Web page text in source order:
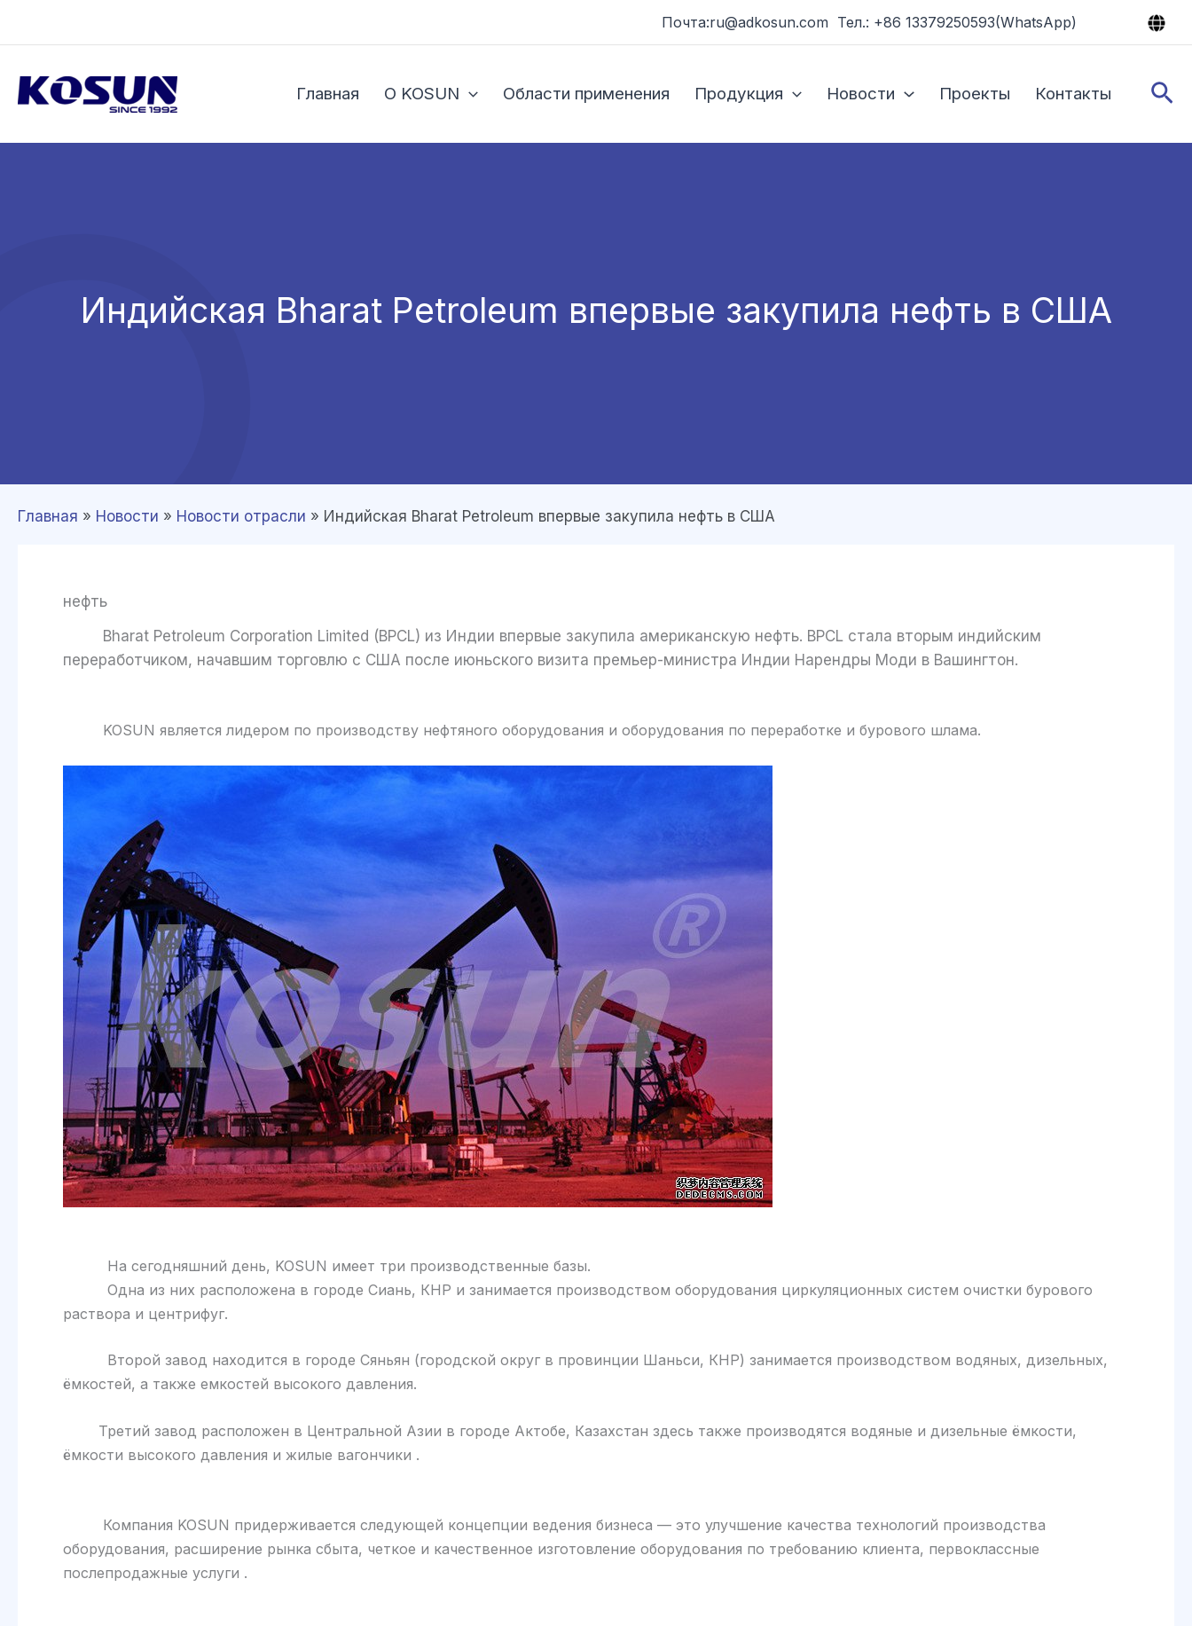
Почта:ru@adkosun.com Тел.: +86 13379250593(WhatsApp)
Главная О KOSUN Области применения Продукция Новости Проекты Контакты
Индийская Bharat Petroleum впервые закупила нефть в США
Главная » Новости » Новости отрасли » Индийская Bharat Petroleum впервые закупила нефть в США
нефть
Bharat Petroleum Corporation Limited (BPCL) из Индии впервые закупила американскую нефть. BPCL стала вторым индийским
переработчиком, начавшим торговлю с США после июньского визита премьер-министра Индии Нарендры Моди в Вашингтон.
KOSUN является лидером по производству нефтяного оборудования и оборудования по переработке и бурового шлама.
На сегодняшний день, KOSUN имеет три производственные базы.
Одна из них расположена в городе Сиань, КНР и занимается производством оборудования циркуляционных систем очистки бурового
раствора и центрифуг.
Второй завод находится в городе Сяньян (городской округ в провинции Шаньси, КНР) занимается производством водяных, дизельных,
ёмкостей, а также емкостей высокого давления.
Третий завод расположен в Центральной Азии в городе Актобе, Казахстан здесь также производятся водяные и дизельные ёмкости,
ёмкости высокого давления и жилые вагончики .
Компания KOSUN придерживается следующей концепции ведения бизнеса — это улучшение качества технологий производства
оборудования, расширение рынка сбыта, четкое и качественное изготовление оборудования по требованию клиента, первоклассные
послепродажные услуги .